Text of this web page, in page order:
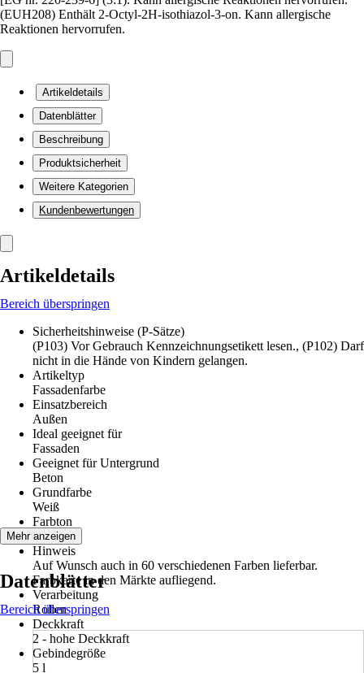
(EUH208) Enthält 2-Octyl-2H-isothiazol-3-on. Kann allergische
Reaktionen hervorrufen.
Artikeldetails
Datenblätter
Beschreibung
Produktsicherheit
Weitere Kategorien
Kundenbewertungen
Artikeldetails
Bereich überspringen
Sicherheitshinweise (P-Sätze)
(P103) Vor Gebrauch Kennzeichnungsetikett lesen., (P102) Darf
nicht in die Hände von Kindern gelangen.
Artikeltyp
Fassadenfarbe
Einsatzbereich
Außen
Ideal geeignet für
Fassaden
Geeignet für Untergrund
Beton
Grundfarbe
Weiß
Farbton
Weiß
Hinweis
Auf Wunsch auch in 60 verschiedenen Farben lieferbar.
Farbkarte in den Märkte aufliegend.
Verarbeitung
Rollen
Deckkraft
2 - hohe Deckkraft
Gebindegröße
5 l
Mehr anzeigen
Datenblätter
Bereich überspringen